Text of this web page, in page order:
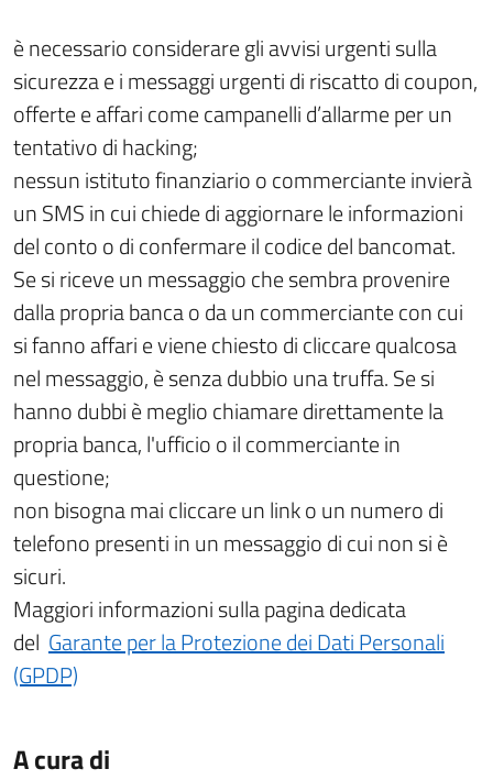
è necessario considerare gli avvisi urgenti sulla
sicurezza e i messaggi urgenti di riscatto di coupon,
offerte e affari come campanelli d’allarme per un
tentativo di hacking;
nessun istituto finanziario o commerciante invierà
un SMS in cui chiede di aggiornare le informazioni
del conto o di confermare il codice del bancomat.
Se si riceve un messaggio che sembra provenire
dalla propria banca o da un commerciante con cui
si fanno affari e viene chiesto di cliccare qualcosa
nel messaggio, è senza dubbio una truffa. Se si
hanno dubbi è meglio chiamare direttamente la
propria banca, l'ufficio o il commerciante in
questione;
non bisogna mai cliccare un link o un numero di
telefono presenti in un messaggio di cui non si è
sicuri.
Maggiori informazioni sulla pagina dedicata
del Garante per la Protezione dei Dati Personali
(GPDP)
A cura di